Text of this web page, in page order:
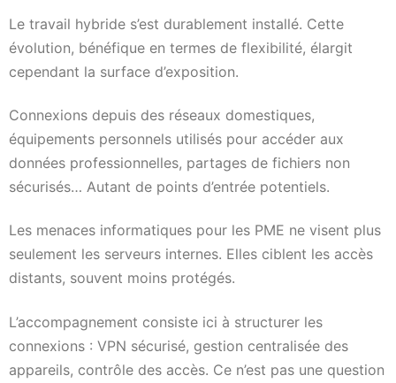
Le travail hybride s’est durablement installé. Cette
évolution, bénéfique en termes de flexibilité, élargit
cependant la surface d’exposition.
Connexions depuis des réseaux domestiques,
équipements personnels utilisés pour accéder aux
données professionnelles, partages de fichiers non
sécurisés… Autant de points d’entrée potentiels.
Les menaces informatiques pour les PME ne visent plus
seulement les serveurs internes. Elles ciblent les accès
distants, souvent moins protégés.
L’accompagnement consiste ici à structurer les
connexions : VPN sécurisé, gestion centralisée des
appareils, contrôle des accès. Ce n’est pas une question